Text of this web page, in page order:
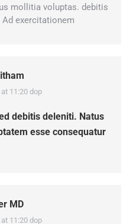
mollitia voluptas. debitis
exercitationem
11:20 dop
debitis deleniti. Natus
esse consequatur
MD
11:20 dop